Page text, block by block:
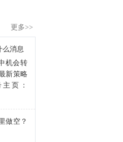
金十数据8月8日讯，黎巴嫩总统府7日发表声明说，黎巴嫩和以色列日前在意大利首都罗马举行的谈判在边界问题和被扣押人员获释方面取得进展。声明援引黎总统奥恩在内阁会议上的讲话称，本轮谈判围绕停火、边界问题、被扣押人员获释以及“试点区域”撤军相关问题等议题展开。双方在边界问题和被扣押人员获释方面的讨论取得“积极进展”，相关措施有望近期出台。相关方将着手解决停火、“试点区域”问题等剩余议题。（央视新闻）
目击者称，乌克兰首都基辅传出多声强烈爆炸声。
更多>>
么消息
机会转
新策略
页：
做空？